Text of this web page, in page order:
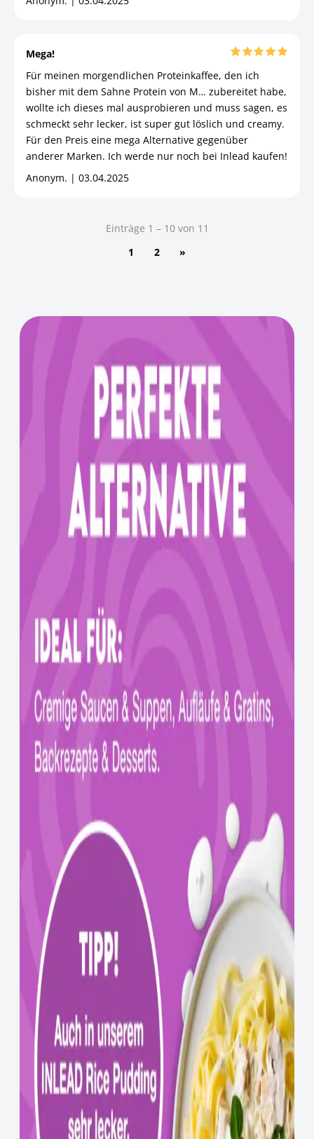
Mega!
Für meinen morgendlichen Proteinkaffee, den ich
bisher mit dem Sahne Protein von M… zubereitet habe,
wollte ich dieses mal ausprobieren und muss sagen, es
schmeckt sehr lecker, ist super gut löslich und creamy.
Für den Preis eine mega Alternative gegenüber
anderer Marken. Ich werde nur noch bei Inlead kaufen!
Anonym. | 03.04.2025
Einträge 1 – 10 von 11
1
2 »